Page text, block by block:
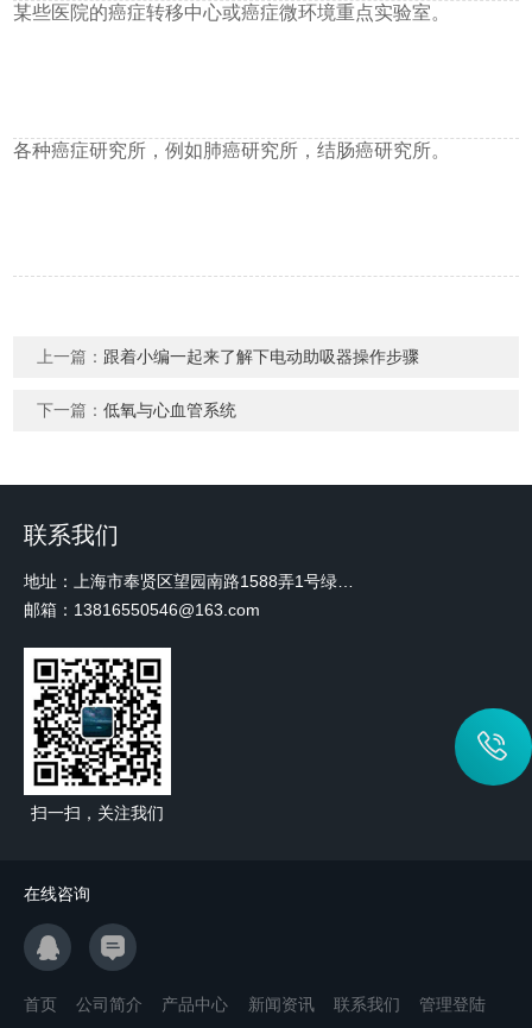
某些医院的癌症转移中心或癌症微环境重点实验室。
各种癌症研究所，例如肺癌研究所，结肠癌研究所。
上一篇： 跟着小编一起来了解下电动助吸器操作步骤
下一篇：低氧与心血管系统
联系我们
邮箱：13816550546@163.com
扫一扫，关注我们
在线咨询
首页 公司简介 产品中心 新闻资讯 联系我们 管理登陆